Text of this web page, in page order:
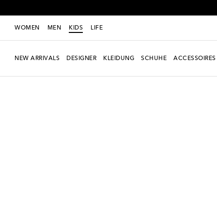
WOMEN MEN KIDS LIFE
NEW ARRIVALS DESIGNER KLEIDUNG SCHUHE ACCESSOIRES